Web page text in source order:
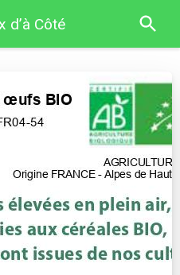
d’à Côté